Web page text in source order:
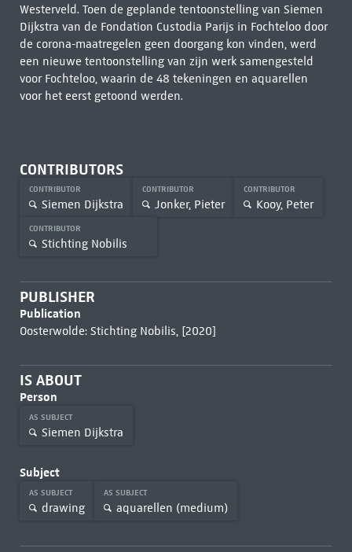
Westerveld. Toen de geplande tentoonstelling van Siemen
Dijkstra van de Fondation Custodia Parijs in Fochteloo door
de corona-maatregelen geen doorgang kon vinden, werd
een nieuwe tentoonstelling van zijn werk samengesteld
voor Fochteloo, waarin de 48 tekeningen en aquarellen
voor het eerst getoond werden.
CONTRIBUTORS
CONTRIBUTOR
Siemen Dijkstra
CONTRIBUTOR
Jonker, Pieter
CONTRIBUTOR
Kooy, Peter
CONTRIBUTOR
Stichting Nobilis
PUBLISHER
Publication
Oosterwolde: Stichting Nobilis, [2020]
IS ABOUT
Person
AS SUBJECT
Siemen Dijkstra
Subject
AS SUBJECT
drawing
AS SUBJECT
aquarellen (medium)